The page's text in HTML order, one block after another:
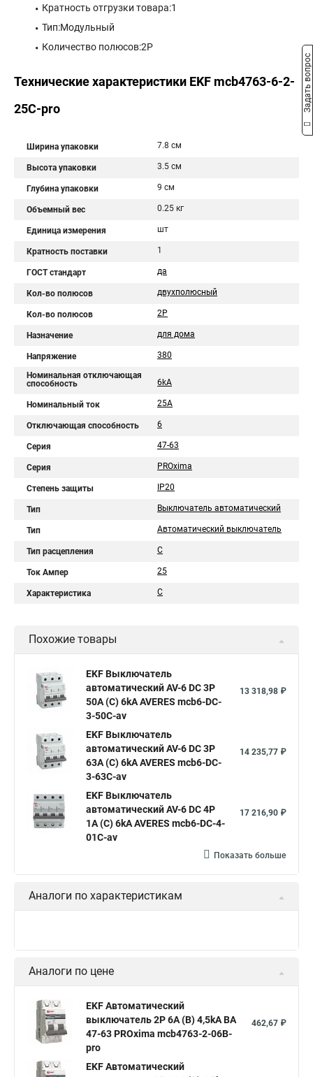
Кратность отгрузки товара:1
Тип:Модульный
Количество полюсов:2P
Технические характеристики EKF mcb4763-6-2-
25C-pro
Ширина упаковки 7.8 см
Высота упаковки 3.5 см
Глубина упаковки 9 см
Объемный вес 0.25 кг
Единица измерения шт
Кратность поставки 1
ГОСТ стандарт да
Кол-во полюсов двухполюсный
Кол-во полюсов 2P
Назначение для дома
Напряжение 380
Номинальная отключающая
способность
6kA
Номинальный ток 25А
Отключающая способность 6
Серия 47-63
Серия PROxima
Степень защиты IP20
Тип Выключатель автоматический
Тип Автоматический выключатель
Тип расцепления C
Ток Ампер 25
Характеристика C
Похожие товары
EKF Выключатель
автоматический AV-6 DC 3P
50A (C) 6kA AVERES mcb6-DC-
3-50C-av
13 318,98 ₽
EKF Выключатель
автоматический AV-6 DC 3P
63A (C) 6kA AVERES mcb6-DC-
3-63C-av
14 235,77 ₽
EKF Выключатель
автоматический AV-6 DC 4P
1A (C) 6kA AVERES mcb6-DC-4-
01C-av
17 216,90 ₽
Показать больше
Аналоги по характеристикам
Аналоги по цене
EKF Автоматический
выключатель 2P 6А (В) 4,5kA ВА
47-63 PROxima mcb4763-2-06B-
pro
462,67 ₽
EKF Автоматический
Задать вопрос